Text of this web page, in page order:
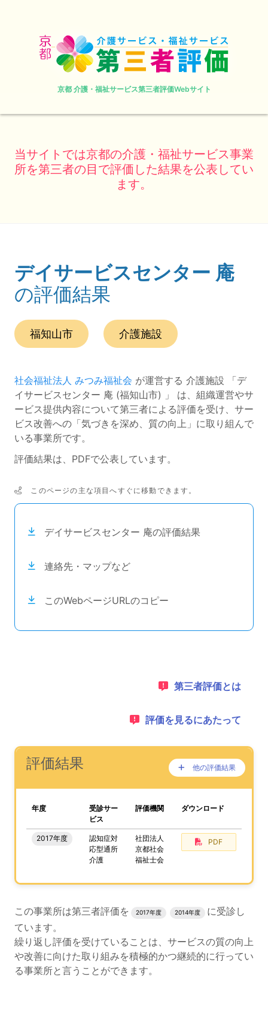
京都 介護・福祉サービス第三者評価Webサイト
当サイトでは京都の介護・福祉サービス事業
所を第三者の目で評価した結果を公表してい
ます。
(ページのタイトル)
デイサービスセンター 庵
の評価結果
この事業所の所在エリアは、
福知山市
です。
種別は
介護施設
社会福祉法人 みつみ福祉会 が運営する 介護施設 「デ
イサービスセンター 庵 (福知山市) 」 は、組織運営やサ
ービス提供内容について第三者による評価を受け、サー
ビス改善への「気づきを深め、質の向上」に取り組んで
いる事業所です。
評価結果は、PDFで公表しています。
次のコンテンツは目次ナビゲーションリンクです。
このページの主な項目へすぐに移動できます。
デイサービスセンター 庵の評価結果
連絡先・マップなど
このWebページURLのコピー
1：
第三者評価とは
2：
評価を見るにあたって
ナビゲーションリンクの読み上げは以上です。
次は事業所評価を公表するためのエリアです。
(タイトル)
評価結果
ここに過去の公表
他の評価結果
が、あります。
、この事業所の評価結果をPDFでダウンロードするこ
年度
受診サー
ビス
評価機関 ダウンロード
2017年度
認知症対
応型通所
介護
社団法人
京都社会
福祉士会
PDF
評価結果のPDFでのダウンロードエリアの読み上げは以上
この事業所は第三者評価を 2017年度 2014年度
に受診し
ています。
繰り返し評価を受けていることは、サービスの質の向上
や改善に向けた取り組みを積極的かつ継続的に行ってい
る事業所と言うことができます。